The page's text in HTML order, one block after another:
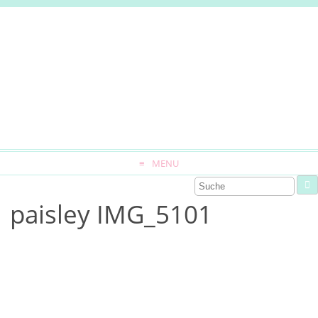
MENU
paisley IMG_5101